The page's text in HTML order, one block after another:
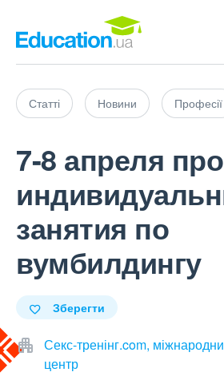
Статті Новини Професії
7-8 апреля
занятия по
вумбилдингу
Зберегти
Секс-тренінг.com,
центр